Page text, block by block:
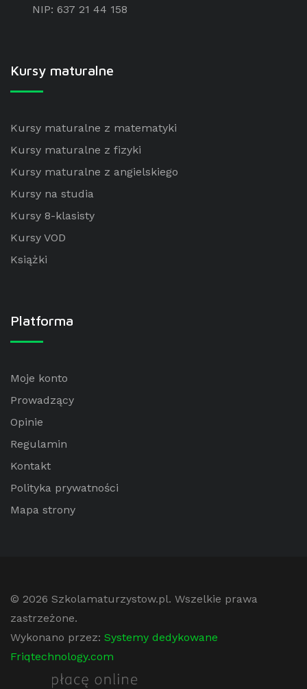
NIP: 637 21 44 158
Kursy maturalne
Kursy maturalne z matematyki
Kursy maturalne z fizyki
Kursy maturalne z angielskiego
Kursy na studia
Kursy 8-klasisty
Kursy VOD
Książki
Platforma
Moje konto
Prowadzący
Opinie
Regulamin
Kontakt
Polityka prywatności
Mapa strony
© 2026 Szkolamaturzystow.pl. Wszelkie prawa
zastrzeżone.
Wykonano przez: Systemy dedykowane
Friqtechnology.com